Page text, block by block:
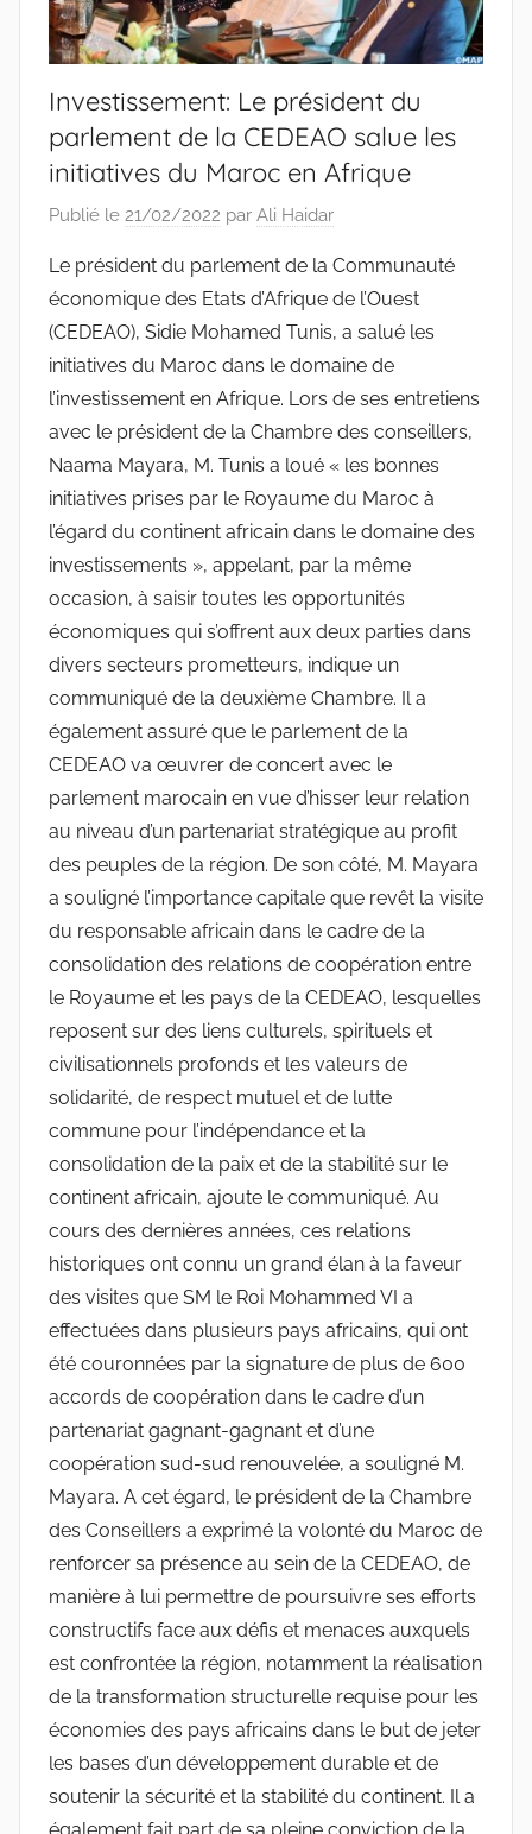
Investissement: Le président du
parlement de la CEDEAO salue les
initiatives du Maroc en Afrique
Publié le 21/02/2022 par Ali Haidar
Le président du parlement de la Communauté
économique des Etats d’Afrique de l’Ouest
(CEDEAO), Sidie Mohamed Tunis, a salué les
initiatives du Maroc dans le domaine de
l’investissement en Afrique. Lors de ses entretiens
avec le président de la Chambre des conseillers,
Naama Mayara, M. Tunis a loué « les bonnes
initiatives prises par le Royaume du Maroc à
l’égard du continent africain dans le domaine des
investissements », appelant, par la même
occasion, à saisir toutes les opportunités
économiques qui s’offrent aux deux parties dans
divers secteurs prometteurs, indique un
communiqué de la deuxième Chambre. Il a
également assuré que le parlement de la
CEDEAO va œuvrer de concert avec le
parlement marocain en vue d’hisser leur relation
au niveau d’un partenariat stratégique au profit
des peuples de la région. De son côté, M. Mayara
a souligné l’importance capitale que revêt la visite
du responsable africain dans le cadre de la
consolidation des relations de coopération entre
le Royaume et les pays de la CEDEAO, lesquelles
reposent sur des liens culturels, spirituels et
civilisationnels profonds et les valeurs de
solidarité, de respect mutuel et de lutte
commune pour l’indépendance et la
consolidation de la paix et de la stabilité sur le
continent africain, ajoute le communiqué. Au
cours des dernières années, ces relations
historiques ont connu un grand élan à la faveur
des visites que SM le Roi Mohammed VI a
effectuées dans plusieurs pays africains, qui ont
été couronnées par la signature de plus de 600
accords de coopération dans le cadre d’un
partenariat gagnant-gagnant et d’une
coopération sud-sud renouvelée, a souligné M.
Mayara. A cet égard, le président de la Chambre
des Conseillers a exprimé la volonté du Maroc de
renforcer sa présence au sein de la CEDEAO, de
manière à lui permettre de poursuivre ses efforts
constructifs face aux défis et menaces auxquels
est confrontée la région, notamment la réalisation
de la transformation structurelle requise pour les
économies des pays africains dans le but de jeter
les bases d’un développement durable et de
soutenir la sécurité et la stabilité du continent. Il a